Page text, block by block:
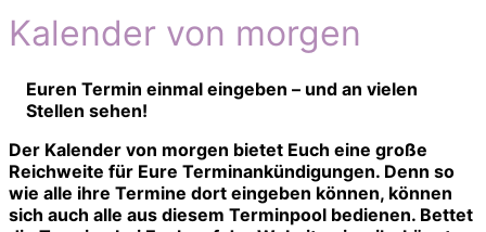
Kalender von morgen
Euren Termin einmal eingeben – und an vielen
Stellen sehen!
Der Kalender von morgen bietet Euch eine große
Reichweite für Eure Terminankündigungen. Denn so
wie alle ihre Termine dort eingeben können, können
sich auch alle aus diesem Terminpool bedienen. Bettet